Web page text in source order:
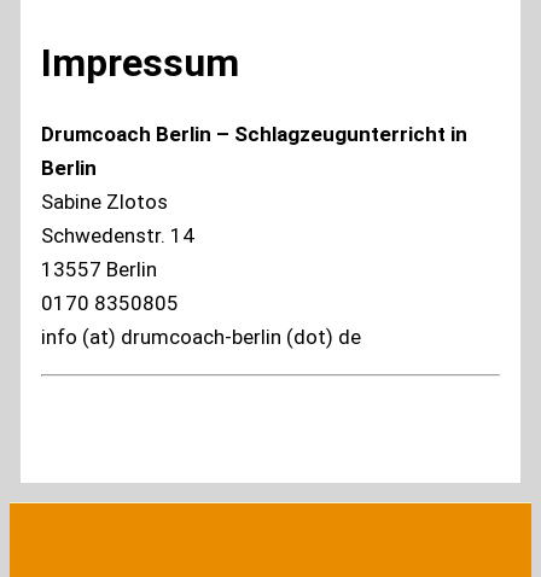
Impressum
Drumcoach Berlin – Schlagzeugunterricht in
Berlin
Sabine Zlotos
Schwedenstr. 14
13557 Berlin
0170 8350805
info (at) drumcoach-berlin (dot) de